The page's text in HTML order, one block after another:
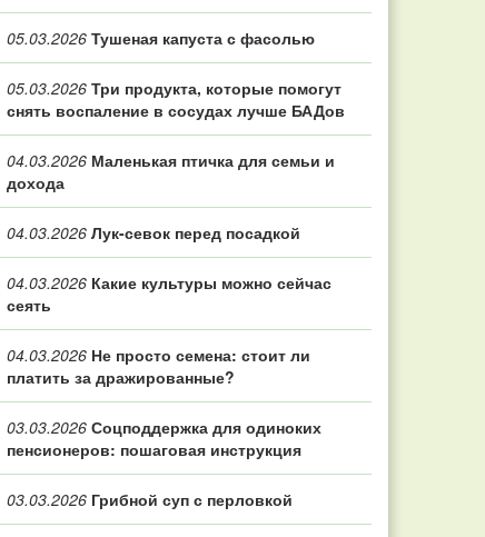
05.03.2026 Тушеная капуста с фасолью
05.03.2026 Три продукта, которые помогут
снять воспаление в сосудах лучше БАДов
04.03.2026 Маленькая птичка для семьи и
дохода
04.03.2026 Лук-севок перед посадкой
04.03.2026 Какие культуры можно сейчас
сеять
04.03.2026 Не просто семена: стоит ли
платить за дражированные?
03.03.2026 Соцподдержка для одиноких
пенсионеров: пошаговая инструкция
03.03.2026 Грибной суп с перловкой